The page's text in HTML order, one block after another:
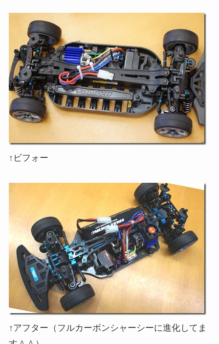
↑ビフォー
↑アフター（フルカーボンシャーシーに進化してま